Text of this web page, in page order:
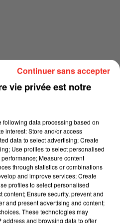
vie privée est notre
following data processing based on
interest: Store and/or access
data to select advertising; Create
Use profiles to select personalised
Measure content
through statistics or combinations
and improve services; Create
profiles to select personalised
content; Ensure security, prevent and
and present advertising and content;
These technologies may
and browsing data to offer
Continuer sans accepter